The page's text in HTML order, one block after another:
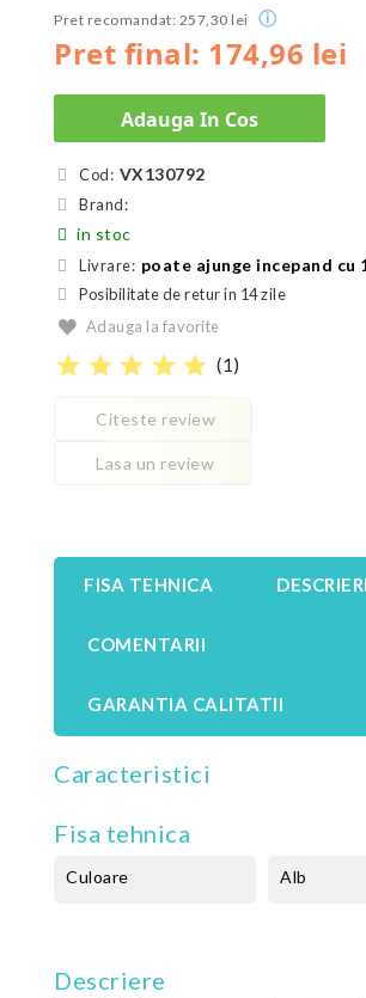
Pret final: 174,96 lei
Pret recomandat: 257,30 lei ⓘ
Adauga In Cos
Cod: VX130792
Brand:
in stoc
Livrare: poate ajunge incepand cu
Posibilitate de retur in 14 zile
Adauga la favorite
star star star star star (1)
Citeste review
Lasa un review
FISA TEHNICA
COMENTARII
GARANTIA CALITATII
Caracteristici
Fisa tehnica
Culoare Alb
Descriere